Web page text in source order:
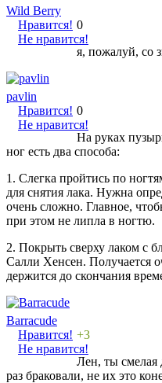
Wild Berry
Нравится!
Не нравится!
0
я, пожалуй, со
pavlin
Нравится!
Не нравится!
0
На руках
ног есть два способа:
1. Слегка пройтись по
для снятия лака. Нужна
очень сложно. Главное,
при этом не липла в ногтю.
2. Покрыть сверху лаком с
Салли Хенсен. Получается
держится до скончания
Barracude
Нравится!
Не нравится!
+3
Лен, ты смелая
раз браковали, не их это